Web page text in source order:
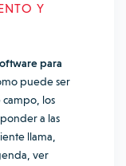
Y
para
puede ser
campo, los
a las
llama,
ver